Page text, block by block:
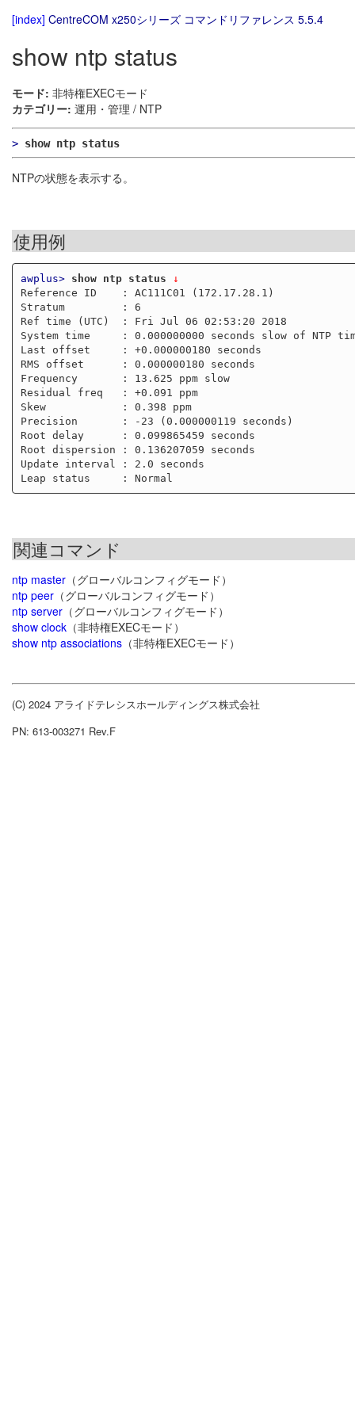
[index] CentreCOM x250シリーズ コマンドリファレンス 5.5.4
show ntp status
モード: 非特権EXECモード
カテゴリー: 運用・管理 / NTP
> show ntp status
NTPの状態を表示する。
使用例
awplus> show ntp status ↓
Reference ID    : AC111C01 (172.17.28.1)
Stratum         : 6
Ref time (UTC)  : Fri Jul 06 02:53:20 2018
System time     : 0.000000000 seconds slow of NTP
Last offset     : +0.000000180 seconds
RMS offset      : 0.000000180 seconds
Frequency       : 13.625 ppm slow
Residual freq   : +0.091 ppm
Skew            : 0.398 ppm
Precision       : -23 (0.000000119 seconds)
Root delay      : 0.099865459 seconds
Root dispersion : 0.136207059 seconds
Update interval : 2.0 seconds
関連コマンド
ntp master （グローバルコンフィグモード）
ntp peer （グローバルコンフィグモード）
ntp server （グローバルコンフィグモード）
show clock （非特権EXECモード）
show ntp associations （非特権EXECモード）
(C) 2024 アライドテレシスホールディングス株式会社
PN: 613-003271 Rev.F